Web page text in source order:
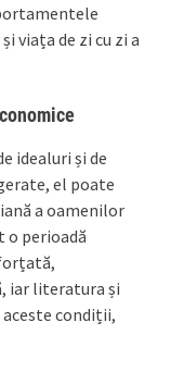
viața de zi cu zi a
idealuri și de
el poate
a oamenilor
o perioadă
iar literatura și
condiții,